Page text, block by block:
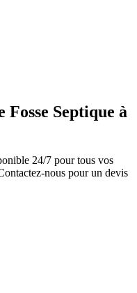
Fosse Septique à
24/7 pour tous vos
nous pour un devis